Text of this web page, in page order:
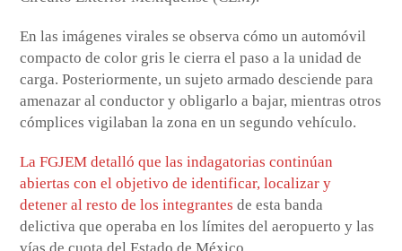
En las imágenes virales se observa cómo un automóvil
compacto de color gris le cierra el paso a la unidad de
carga. Posteriormente, un sujeto armado desciende para
amenazar al conductor y obligarlo a bajar, mientras otros
cómplices vigilaban la zona en un segundo vehículo.
La FGJEM detalló que las indagatorias continúan
abiertas con el objetivo de identificar, localizar y
detener al resto de los integrantes de esta banda
delictiva que operaba en los límites del aeropuerto y las